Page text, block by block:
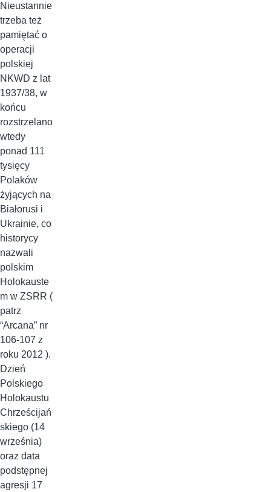
Nieustannie
trzeba też
pamiętać o
operacji
polskiej
NKWD z lat
1937/38, w
końcu
rozstrzelano
wtedy
ponad 111
tysięcy
Polaków
żyjących na
Białorusi i
Ukrainie, co
historycy
nazwali
polskim
Holokauste
m w ZSRR (
patrz
“Arcana” nr
106-107 z
roku 2012 ).
Dzień
Polskiego
Holokaustu
Chrześcijań
skiego (14
września)
oraz data
podstępnej
agresji 17